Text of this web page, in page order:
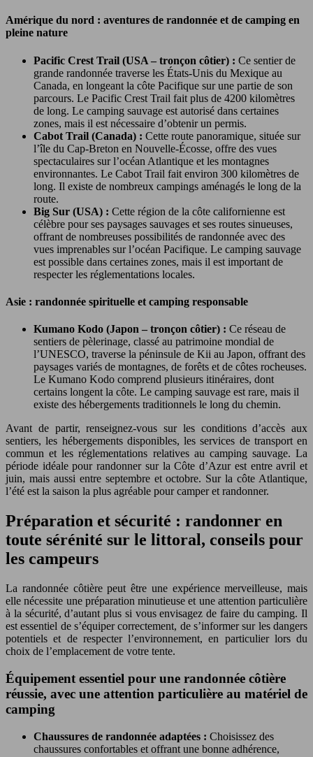
Amérique du nord : aventures de randonnée et de camping en
pleine nature
Pacific Crest Trail (USA – tronçon côtier) : Ce sentier de
grande randonnée traverse les États-Unis du Mexique au
Canada, en longeant la côte Pacifique sur une partie de son
parcours. Le Pacific Crest Trail fait plus de 4200 kilomètres
de long. Le camping sauvage est autorisé dans certaines
zones, mais il est nécessaire d’obtenir un permis.
Cabot Trail (Canada) : Cette route panoramique, située sur
l’île du Cap-Breton en Nouvelle-Écosse, offre des vues
spectaculaires sur l’océan Atlantique et les montagnes
environnantes. Le Cabot Trail fait environ 300 kilomètres de
long. Il existe de nombreux campings aménagés le long de la
route.
Big Sur (USA) : Cette région de la côte californienne est
célèbre pour ses paysages sauvages et ses routes sinueuses,
offrant de nombreuses possibilités de randonnée avec des
vues imprenables sur l’océan Pacifique. Le camping sauvage
est possible dans certaines zones, mais il est important de
respecter les réglementations locales.
Asie : randonnée spirituelle et camping responsable
Kumano Kodo (Japon – tronçon côtier) : Ce réseau de
sentiers de pèlerinage, classé au patrimoine mondial de
l’UNESCO, traverse la péninsule de Kii au Japon, offrant des
paysages variés de montagnes, de forêts et de côtes rocheuses.
Le Kumano Kodo comprend plusieurs itinéraires, dont
certains longent la côte. Le camping sauvage est rare, mais il
existe des hébergements traditionnels le long du chemin.
Avant de partir, renseignez-vous sur les conditions d’accès aux
sentiers, les hébergements disponibles, les services de transport en
commun et les réglementations relatives au camping sauvage. La
période idéale pour randonner sur la Côte d’Azur est entre avril et
juin, mais aussi entre septembre et octobre. Sur la côte Atlantique,
l’été est la saison la plus agréable pour camper et randonner.
Préparation et sécurité : randonner en
toute sérénité sur le littoral, conseils pour
les campeurs
La randonnée côtière peut être une expérience merveilleuse, mais
elle nécessite une préparation minutieuse et une attention particulière
à la sécurité, d’autant plus si vous envisagez de faire du camping. Il
est essentiel de s’équiper correctement, de s’informer sur les dangers
potentiels et de respecter l’environnement, en particulier lors du
choix de l’emplacement de votre tente.
Équipement essentiel pour une randonnée côtière
réussie, avec une attention particulière au matériel de
camping
Chaussures de randonnée adaptées : Choisissez des
chaussures confortables et offrant une bonne adhérence,